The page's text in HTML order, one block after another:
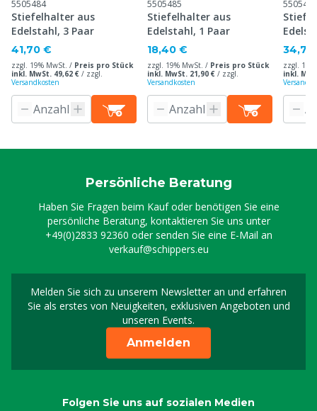
5505484
Stiefelhalter aus
Edelstahl, 3 Paar
41,70 €
zzgl. 19% MwSt. / Preis pro Stück
inkl. MwSt. 49,62 € / zzgl.
Versandkosten
5505485
Stiefelhalter aus
Edelstahl, 1 Paar
18,40 €
zzgl. 19% MwSt. / Preis pro Stück
inkl. MwSt. 21,90 € / zzgl.
Versandkosten
5505486
34,70
zzgl.
inkl.
Persönliche Beratung
Haben Sie Fragen beim Kauf oder benötigen Sie eine
persönliche Beratung, kontaktieren Sie uns unter
+49(0)2833 92360 oder senden Sie eine E-Mail an
verkauf@schippers.eu
Melden Sie sich zu unserem Newsletter an und erfahren
Sie als erstes von Neuigkeiten, exklusiven Angeboten und
unseren Events.
Melden Sie sich für
Anmelden
Folgen Sie uns auf sozialen Medien